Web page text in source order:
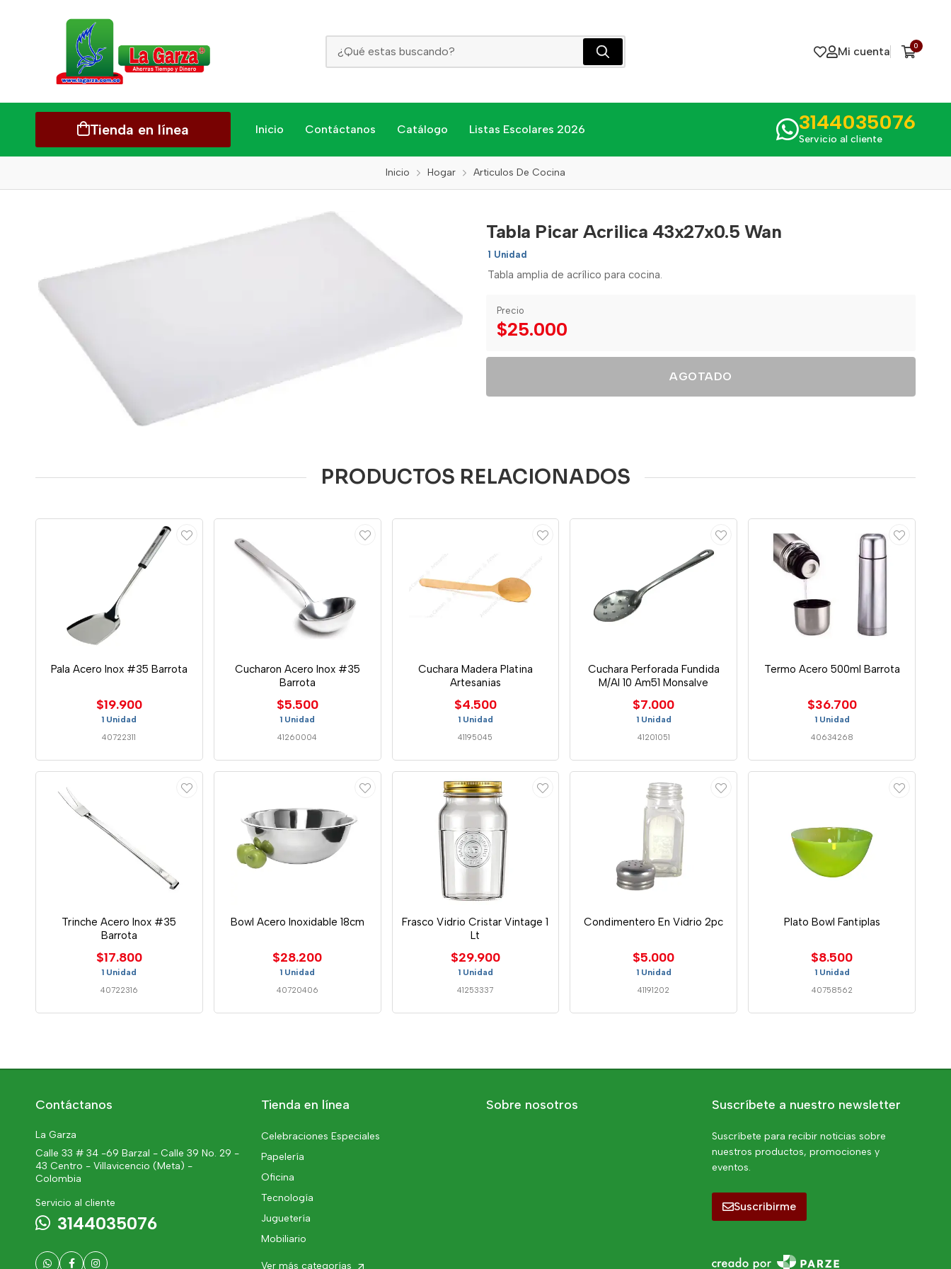
Mi cuenta 0
Tienda en línea Inicio Contáctanos Catálogo Listas Escolares 2026 3144035076
Servicio al cliente
Inicio Hogar Articulos De Cocina
Tabla Picar Acrilica 43x27x0.5 Wan
1 Unidad
Tabla amplia de acrílico para cocina.
Precio
$25.000
AGOTADO
PRODUCTOS RELACIONADOS
Pala Acero Inox #35 Barrota
$19.900
1 Unidad
40722311
Cucharon Acero Inox #35
Barrota
$5.500
1 Unidad
41260004
Cuchara Madera Platina
Artesanias
$4.500
1 Unidad
41195045
Cuchara Perforada Fundida
M/Al 10 Am51 Monsalve
$7.000
1 Unidad
41201051
Termo Acero 500ml Barrota
$36.700
1 Unidad
40634268
Trinche Acero Inox #35
Barrota
$17.800
1 Unidad
40722316
Bowl Acero Inoxidable 18cm
$28.200
1 Unidad
40720406
Frasco Vidrio Cristar Vintage 1
Lt
$29.900
1 Unidad
41253337
Condimentero En Vidrio 2pc
$5.000
1 Unidad
41191202
Plato Bowl Fantiplas
$8.500
1 Unidad
40758562
Contáctanos
La Garza
Calle 33 # 34 -69 Barzal - Calle 39 No. 29 -
43 Centro - Villavicencio (Meta) -
Colombia
Servicio al cliente
3144035076
Tienda en línea
Celebraciones Especiales
Papelería
Oficina
Tecnología
Juguetería
Mobiliario
Ver más categorías
Sobre nosotros Suscríbete a nuestro newsletter
Suscríbete para recibir noticias sobre
nuestros productos, promociones y
eventos.
Suscribirme